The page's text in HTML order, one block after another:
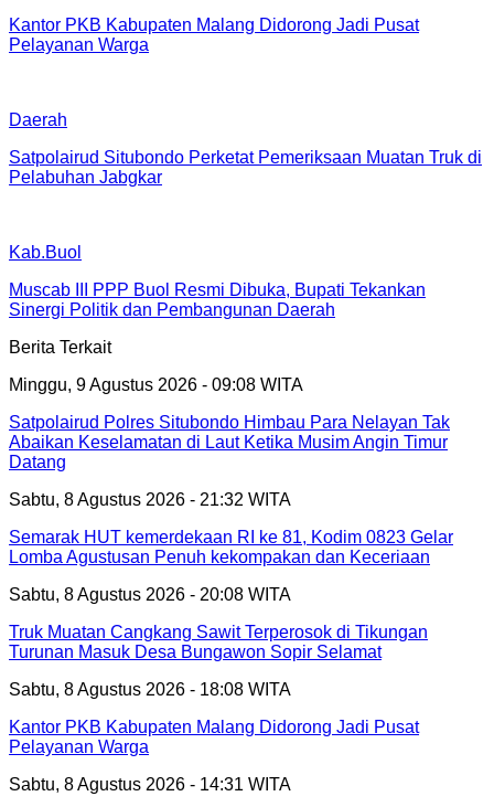
Kantor PKB Kabupaten Malang Didorong Jadi Pusat
Pelayanan Warga
Daerah
Satpolairud Situbondo Perketat Pemeriksaan Muatan Truk di
Pelabuhan Jabgkar
Kab.Buol
Muscab III PPP Buol Resmi Dibuka, Bupati Tekankan
Sinergi Politik dan Pembangunan Daerah
Berita Terkait
Minggu, 9 Agustus 2026 - 09:08 WITA
Satpolairud Polres Situbondo Himbau Para Nelayan Tak
Abaikan Keselamatan di Laut Ketika Musim Angin Timur
Datang
Sabtu, 8 Agustus 2026 - 21:32 WITA
Semarak HUT kemerdekaan RI ke 81, Kodim 0823 Gelar
Lomba Agustusan Penuh kekompakan dan Keceriaan
Sabtu, 8 Agustus 2026 - 20:08 WITA
Truk Muatan Cangkang Sawit Terperosok di Tikungan
Turunan Masuk Desa Bungawon Sopir Selamat
Sabtu, 8 Agustus 2026 - 18:08 WITA
Kantor PKB Kabupaten Malang Didorong Jadi Pusat
Pelayanan Warga
Sabtu, 8 Agustus 2026 - 14:31 WITA